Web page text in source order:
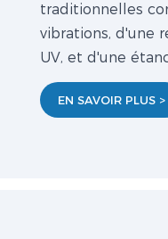
traditionnelles
vibrations, d'une
UV, et d'une
EN SAVOIR PLUS >